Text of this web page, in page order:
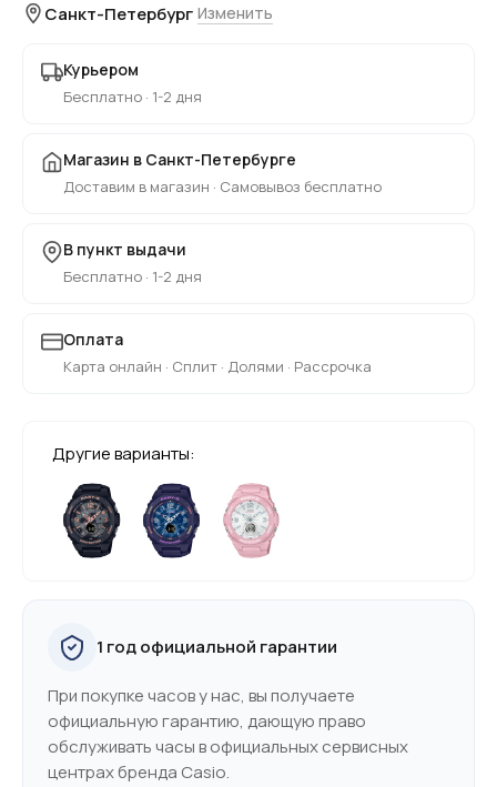
Санкт-Петербург Изменить
Курьером
Бесплатно · 1-2 дня
Магазин в Санкт-Петербурге
Доставим в магазин · Самовывоз бесплатно
В пункт выдачи
Бесплатно · 1-2 дня
Оплата
Карта онлайн · Сплит · Долями · Рассрочка
Другие варианты:
1 год официальной гарантии
При покупке часов у нас, вы получаете
официальную гарантию, дающую право
обслуживать часы в официальных сервисных
центрах бренда Casio.